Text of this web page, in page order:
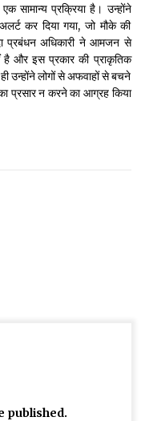
May
May
May
सामान्य प्रक्रिया है। उन्होंने
कर दिया गया, जो मौके की
प्रबंधन अधिकारी ने आमजन से
और इस प्रकार की प्राकृतिक
ही उन्होंने लोगों से अफवाहों से बचने
प्रसार न करने का आग्रह किया
published.